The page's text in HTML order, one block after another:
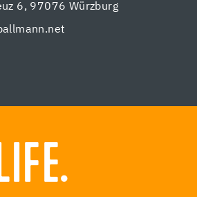
6, 97076 Würzburg